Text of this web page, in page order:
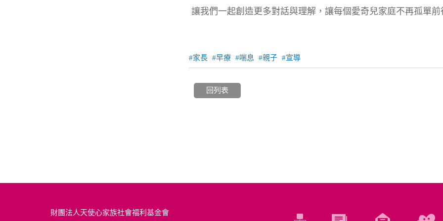
讓我們一起創造更多對話與理解，讓每個愛奇兒家庭不再孤單前
家長 早療 喘息 親子 宣導
回列表
財團法人天使心家族社會福利基金會